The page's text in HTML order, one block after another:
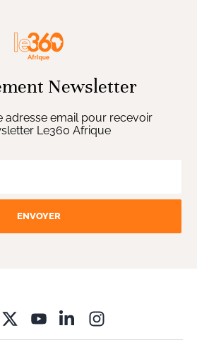
Newsletter
adresse email pour recevoir
Le360 Afrique
ENVOYER